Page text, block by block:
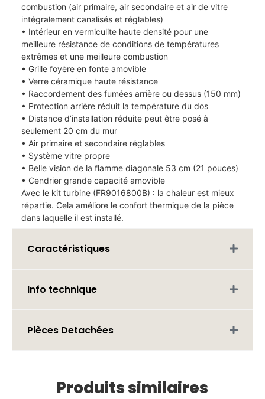
combustion (air primaire, air secondaire et air de vitre
intégralement canalisés et réglables)
• Intérieur en vermiculite haute densité pour une
meilleure résistance de conditions de températures
extrêmes et une meilleure combustion
• Grille foyère en fonte amovible
• Verre céramique haute résistance
• Raccordement des fumées arrière ou dessus (150 mm)
• Protection arrière réduit la température du dos
• Distance d’installation réduite peut être posé à
seulement 20 cm du mur
• Air primaire et secondaire réglables
• Système vitre propre
• Belle vision de la flamme diagonale 53 cm (21 pouces)
• Cendrier grande capacité amovible
Avec le kit turbine (FR9016800B) : la chaleur est mieux
répartie. Cela améliore le confort thermique de la pièce
dans laquelle il est installé.
Caractéristiques
Info technique
Pièces Detachées
Produits similaires